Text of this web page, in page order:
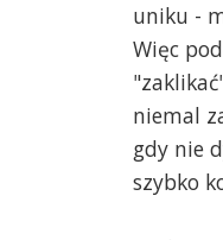
uniku -
Więc
niemal
gdy nie
szybko